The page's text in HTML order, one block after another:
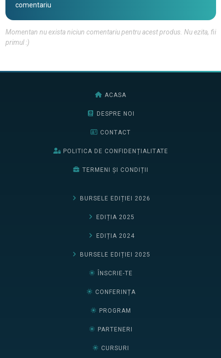
comentariu
Momentan nu exista niciun comentariu pentru acest produs. Nu ezita, fii
primul :)
ACASA
DESPRE NOI
CONTACT
POLITICA DE CONFIDENȚIALITATE
TERMENI ȘI CONDIȚII
BURSELE EDIȚIEI 2026
EDIȚIA 2025
EDIȚIA 2024
BURSELE EDIȚIEI 2025
ÎNSCRIE-TE
CONFERINȚA
PROGRAM
PARTENERI
CURSURI